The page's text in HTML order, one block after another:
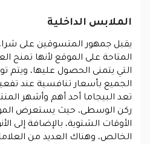
الملابس الداخلية
يقبل جمهور المتسوقين على
المتاحة على الموقع لأنها تمنح
التي يتمنى الحصول عليها، ويتم
الجميع بأسعار تنافسية عند
تعد البيجاما أحد أهم وأشهر
ركن الوسطى، حيث يستعرض
الأوقات الشتوية، بالإضافة إلى
الخالص، وهناك العديد من